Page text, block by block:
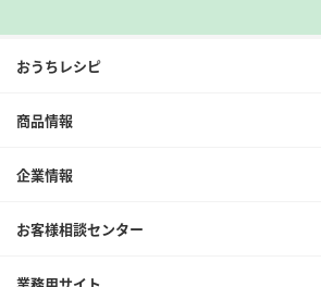
おうちレシピ
商品情報
企業情報
お客様相談センター
業務用サイト